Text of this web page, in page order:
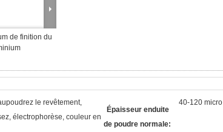
de finition du
le revêtement,
électrophorèse, couleur en
Épaisseur enduite
de poudre normale:
40-120 micro